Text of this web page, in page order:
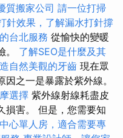
質搬家公司 請一位打掃
針效果，了解漏水打針撐
台北服務 從愉快的變暖
。 了解SEO是什麼及其
自然美觀的牙齒 現在眾
之一是暴露於紫外線。
選擇 紫外線射線耗盡皮
損害。 但是，您需要知
心單人房，適合需要專